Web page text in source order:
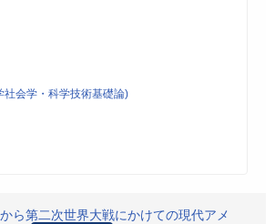
社会学・科学技術基礎論)
ら第二次世界大戦にかけての現代アメ